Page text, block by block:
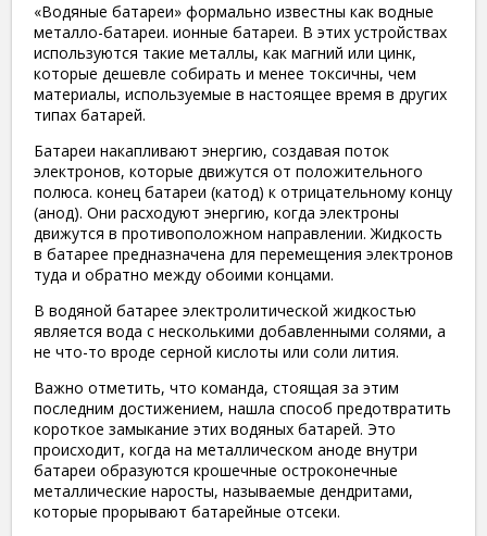
«Водяные батареи» формально известны как водные
металло-батареи. ионные батареи. В этих устройствах
используются такие металлы, как магний или цинк,
которые дешевле собирать и менее токсичны, чем
материалы, используемые в настоящее время в других
типах батарей.
Батареи накапливают энергию, создавая поток
электронов, которые движутся от положительного
полюса. конец батареи (катод) к отрицательному концу
(анод). Они расходуют энергию, когда электроны
движутся в противоположном направлении. Жидкость
в батарее предназначена для перемещения электронов
туда и обратно между обоими концами.
В водяной батарее электролитической жидкостью
является вода с несколькими добавленными солями, а
не что-то вроде серной кислоты или соли лития.
Важно отметить, что команда, стоящая за этим
последним достижением, нашла способ предотвратить
короткое замыкание этих водяных батарей. Это
происходит, когда на металлическом аноде внутри
батареи образуются крошечные остроконечные
металлические наросты, называемые дендритами,
которые прорывают батарейные отсеки.